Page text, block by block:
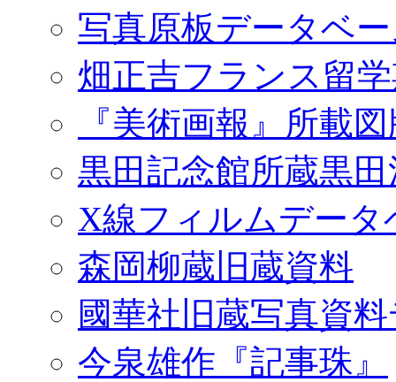
写真原板データベ
畑正吉フランス留
『美術画報』所載
黒田記念館所蔵黒
X線フィルムデータ
森岡柳蔵旧蔵資料
國華社旧蔵写真資
今泉雄作『記事珠』